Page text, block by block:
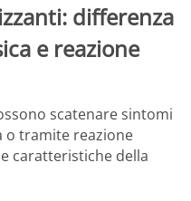
differenza
e reazione
scatenare sintomi
o tramite reazione
caratteristiche della